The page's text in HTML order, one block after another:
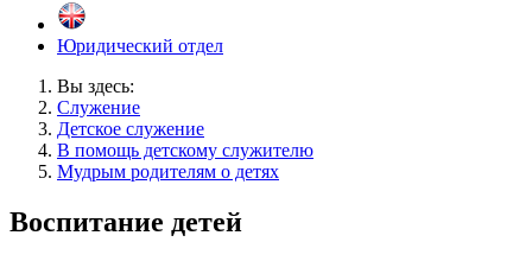
Юридический отдел
Вы здесь:
Служение
Детское служение
В помощь детскому служителю
Мудрым родителям о детях
Воспитание детей